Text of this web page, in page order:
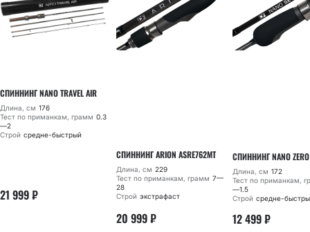
СПИННИНГ NANO TRAVEL AIR
Длина, см 176
Тест по приманкам, грамм 0.3
—2
Строй средне-быстрый
21 999₽
СПИННИНГ ARION ASRE762MT
Длина, см 229
Тест по приманкам, грамм 7—
28
Строй экстрафаст
20 999₽
СПИННИНГ NANO ZERO
Длина, см 172
Тест по приманкам,
—1.5
Строй средне-
12 499₽